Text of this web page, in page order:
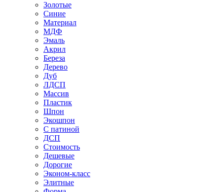
Золотые
Синие
Материал
МДФ
Эмаль
Акрил
Береза
Дерево
Дуб
ЛДСП
Массив
Пластик
Шпон
Экошпон
С патиной
ДСП
Стоимость
Дешевые
Дорогие
Эконом-класс
Элитные